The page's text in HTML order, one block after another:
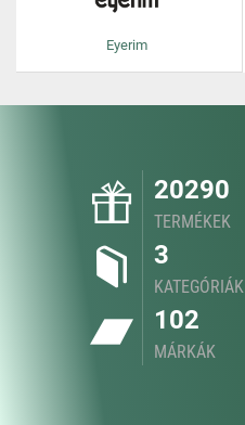
Eyerim
20290
TERMÉKEK
3
KATEGÓRIÁK
102
MÁRKÁK